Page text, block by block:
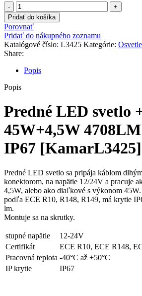
množstvo
LED
panel
svetlo
Kamar
L3425
+
pozičný
pásik
Pridať do košíka
Porovnať
Pridať do nákupného zoznamu
Katalógové číslo: L3425 Kategórie:
Share:
Popis
Popis
Predné LED svetlo
45W+4,5W
IP67 [KamarL3425]
Predné LED svetlo sa pripája káblom
konektorom, na napätie 12/24V a pracuje
4,5W, alebo ako diaľkové s výkonom
podľa ECE R10, R148, R149, má krytie
lm.
Montuje sa na skrutky.
stupné napätie
12-24V
Certifikát
ECE R10, ECE R148,
Pracovná teplota -40°C až +50°C
IP krytie
IP67